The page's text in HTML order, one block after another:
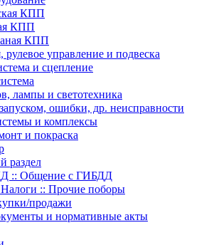
КПП
КПП
КПП
управление и подвеска
и сцепление
лампы и светотехника
ошибки, др. неисправности
и комплексы
и покраска
раздел
:: Общение с ГИБДД
:: Прочие поборы
продажи
и нормативные акты